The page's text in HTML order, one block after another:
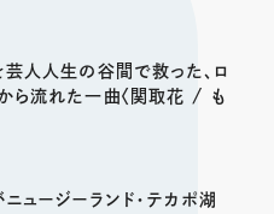
芸人人生の谷間で救った、ロ
ら流れた一曲〈関取花 / も
ュージーランド・テカポ湖